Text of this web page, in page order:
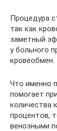
Процедура
так как
заметный
у больного
кровеобмен.
Что именно
помогает
количества
процентов,
венозными